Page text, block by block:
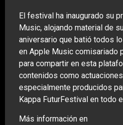
El festival ha inaugurado su
Music, alojando material de
aniversario que batió todos
en Apple Music comisariado
para compartir en esta
contenidos como
especialmente producidos
Kappa FuturFestival en todo
Más información en